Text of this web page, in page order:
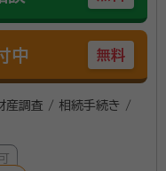
中 無料
産調査 / 相続手続き /